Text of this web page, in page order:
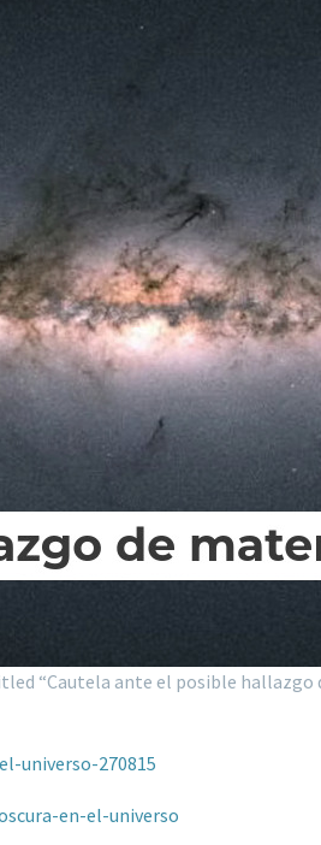
“Cautela ante el posible hallazgo
universo-270815
en-el-universo